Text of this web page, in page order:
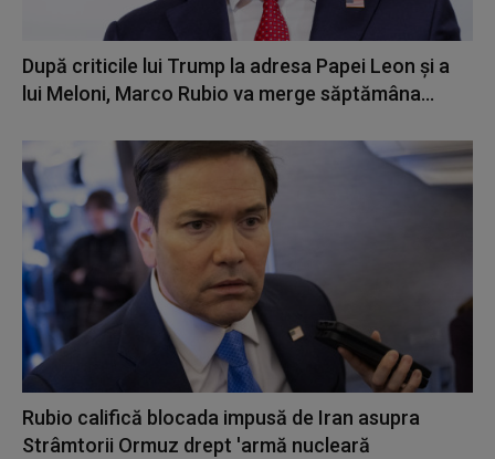
După criticile lui Trump la adresa Papei Leon și a
lui Meloni, Marco Rubio va merge săptămâna...
Rubio califică blocada impusă de Iran asupra
Strâmtorii Ormuz drept 'armă nucleară